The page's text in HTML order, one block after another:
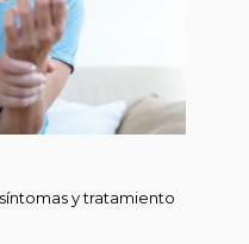
y tratamiento